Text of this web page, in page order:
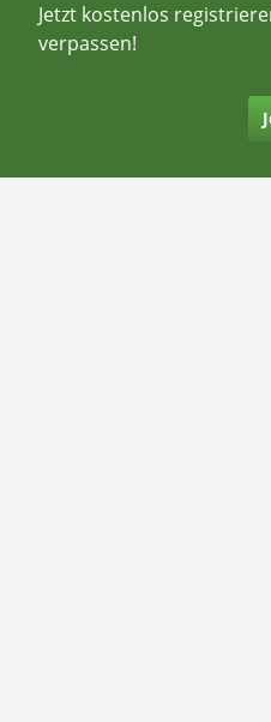
Jetzt kostenlos
verpassen!